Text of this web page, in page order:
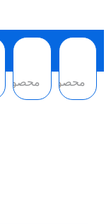
محصول محصول